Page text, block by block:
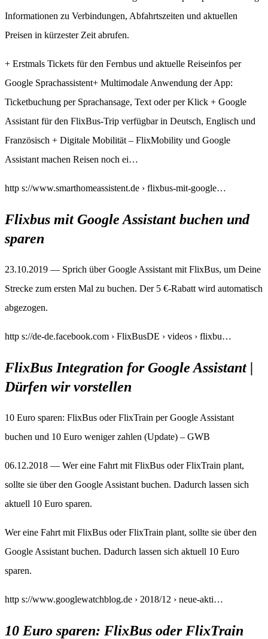
Informationen zu Verbindungen, Abfahrtszeiten und aktuellen
Preisen in kürzester Zeit abrufen.
+ Erstmals Tickets für den Fernbus und aktuelle Reiseinfos per
Google Sprachassistent+ Multimodale Anwendung der App:
Ticketbuchung per Sprachansage, Text oder per Klick + Google
Assistant für den FlixBus-Trip verfügbar in Deutsch, Englisch und
Französisch + Digitale Mobilität – FlixMobility und Google
Assistant machen Reisen noch ei…
http s://www.smarthomeassistent.de › flixbus-mit-google…
Flixbus mit Google Assistant buchen und
sparen
23.10.2019 — Sprich über Google Assistant mit FlixBus, um Deine
Strecke zum ersten Mal zu buchen. Der 5 €-Rabatt wird automatisch
abgezogen.
http s://de-de.facebook.com › FlixBusDE › videos › flixbu…
FlixBus Integration for Google Assistant |
Dürfen wir vorstellen
10 Euro sparen: FlixBus oder FlixTrain per Google Assistant
buchen und 10 Euro weniger zahlen (Update) – GWB
06.12.2018 — Wer eine Fahrt mit FlixBus oder FlixTrain plant,
sollte sie über den Google Assistant buchen. Dadurch lassen sich
aktuell 10 Euro sparen.
Wer eine Fahrt mit FlixBus oder FlixTrain plant, sollte sie über den
Google Assistant buchen. Dadurch lassen sich aktuell 10 Euro
sparen.
http s://www.googlewatchblog.de › 2018/12 › neue-akti…
10 Euro sparen: FlixBus oder FlixTrain